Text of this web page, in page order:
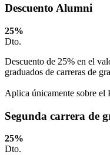
Descuento Alumni
25%
Dto.
Descuento de 25% en el
graduados de carreras de
Aplica únicamente sobre el
Segunda carrera de
25%
Dto.